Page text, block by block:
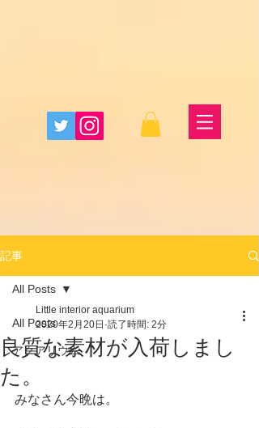
記事
All Posts
アクアリウム
All Posts
良質な素材が入荷しまし
た。
Little interior aquarium
2020年2月20日 読了時間: 2分
みなさん今晩は。